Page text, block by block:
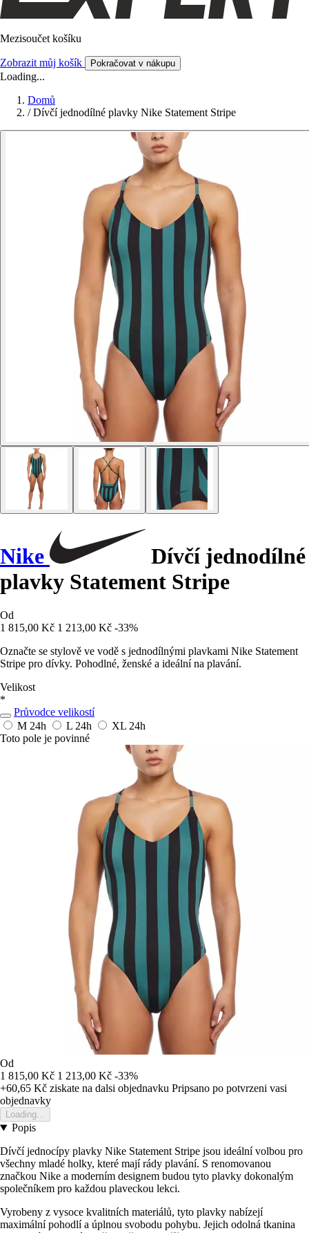
Mezisoučet košíku
Zobrazit můj košík Pokračovat v nákupu
Loading...
Domů
/ Dívčí jednodílné plavky Nike Statement Stripe
Nike
Dívčí jednodílné
plavky Statement Stripe
Od
1 815,00 Kč 1 213,00 Kč -33%
Označte se stylově ve vodě s jednodílnými plavkami Nike Statement
Stripe pro dívky. Pohodlné, ženské a ideální na plavání.
Velikost
*
Průvodce velikostí
M 24h L 24h XL 24h
Toto pole je povinné
Od
1 815,00 Kč 1 213,00 Kč -33%
+60,65 Kč ziskate na dalsi objednavku Pripsano po potvrzeni vasi
objednavky
Loading...
Popis
Dívčí jednocípy plavky Nike Statement Stripe jsou ideální volbou pro
všechny mladé holky, které mají rády plavání. S renomovanou
značkou Nike a moderním designem budou tyto plavky dokonalým
společníkem pro každou plaveckou lekci.
Vyrobeny z vysoce kvalitních materiálů, tyto plavky nabízejí
maximální pohodlí a úplnou svobodu pohybu. Jejich odolná tkanina